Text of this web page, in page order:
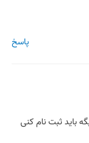
پاسخ
باید ثبت نام کنی